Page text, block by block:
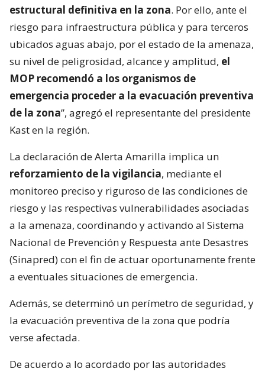
estructural definitiva en la zona. Por ello, ante el
riesgo para infraestructura pública y para terceros
ubicados aguas abajo, por el estado de la amenaza,
su nivel de peligrosidad, alcance y amplitud, el
MOP recomendó a los organismos de
emergencia proceder a la evacuación preventiva
de la zona”, agregó el representante del presidente
Kast en la región.
La declaración de Alerta Amarilla implica un
reforzamiento de la vigilancia, mediante el
monitoreo preciso y riguroso de las condiciones de
riesgo y las respectivas vulnerabilidades asociadas
a la amenaza, coordinando y activando al Sistema
Nacional de Prevención y Respuesta ante Desastres
(Sinapred) con el fin de actuar oportunamente frente
a eventuales situaciones de emergencia.
Además, se determinó un perímetro de seguridad, y
la evacuación preventiva de la zona que podría
verse afectada.
De acuerdo a lo acordado por las autoridades